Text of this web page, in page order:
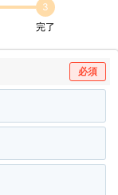
3
完了
必須